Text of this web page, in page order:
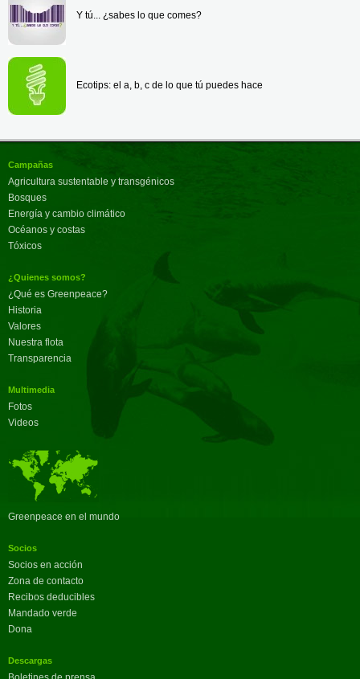
Y tú... ¿sabes lo que comes?
Ecotips: el a, b, c de lo que tú puedes hace
Campañas
Agricultura sustentable y transgénicos
Bosques
Energía y cambio climático
Océanos y costas
Tóxicos
¿Quienes somos?
¿Qué es Greenpeace?
Historia
Valores
Nuestra flota
Transparencia
Multimedia
Fotos
Videos
Greenpeace en el mundo
Socios
Socios en acción
Zona de contacto
Recibos deducibles
Mandado verde
Dona
Descargas